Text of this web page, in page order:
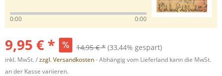
0:00 0:00
9,95 € * 14,95 € * (33,44% gespart)
inkl. MwSt. /zzgl. Versandkosten- Abhängig vom Lieferland kann die MwSt.
an der Kasse variieren.